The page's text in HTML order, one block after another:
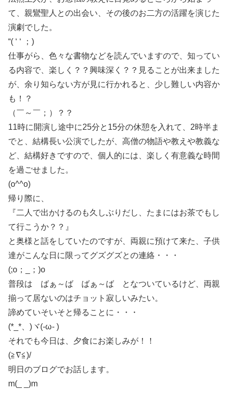
て、親鸞聖人との出会い、その後のお二方の活躍を演じた
演劇でした。
“( ‘ ‘ ；)
仕事がら、色々な書物などを読んでいますので、知ってい
る内容で、楽しく？？興味深く？？見ることが出来ました
が、余り知らない方が見に行かれると、少し難しい内容か
も！？
（￣～￣；）？？
11時に開演し途中に25分と15分の休憩を入れて、2時半ま
でと、結構長い公演でしたが、高僧の物語や教えや教義な
ど、結構好きですので、個人的には、楽しく有意義な時間
を過ごせました。
(o^^o)
帰り際に、
『二人で出かけるのも久しぶりだし、たまにはお茶でもし
て行こうか？？』
と奥様と話をしていたのですが、両親に預けて来た、子供
達がこんな日に限ってグズグズとの連絡・・・
(;o；_；)o
普段は ばぁ～ば ばぁ～ば となついているけど、両親
揃って居ないのはチョット寂しいみたい。
諦めていそいそと帰ることに・・・
(*_*、)ヾ(-ω- )
それでも今日は、夕食にお楽しみが！！
(≧∇≦)/
明日のブログでお話します。
m(_ _)m